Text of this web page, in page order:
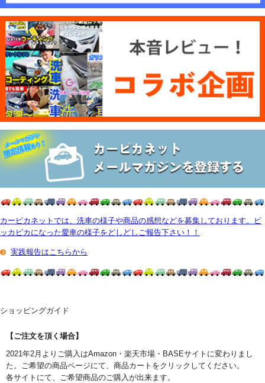
カーピカネットでは、洗車の様子や商品の感想などを募集しております。ピ
ッカピカになった愛車の様子をどしどしご報告下さい！！
実践報告はこちらから
ショッピングガイド
【ご注文を頂く場合】
2021年2月よりご購入はAmazon・楽天市場・BASEサイトに変わりまし
た。ご希望の商品ページにて、商品カートをクリックしてください。
各サイトにて、ご希望商品のご購入が出来ます。